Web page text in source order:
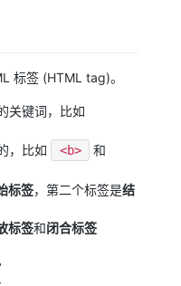
标签 (HTML tag)。
关键词，比如
，比如 <b> 和
标签，第二个标签是结
标签和闭合标签